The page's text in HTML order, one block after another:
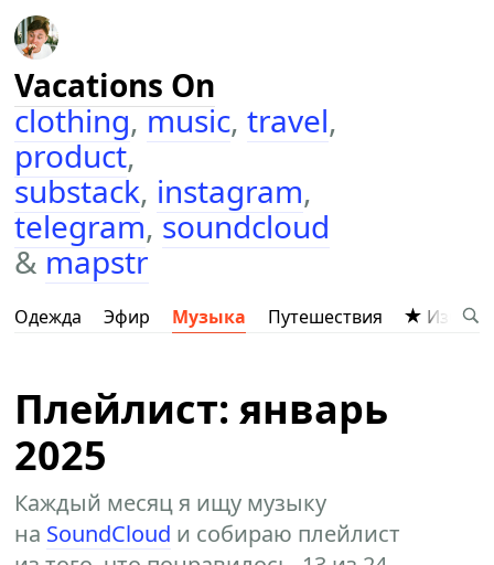
Vacations On
clothing,music,travel,
product,
substack, instagram,
telegram,soundcloud
&mapstr
Одежда Эфир Музыка Путешествия
Плейлист: январь
2025
Каждый месяц я ищу музыку
на SoundCloud и собираю плейлист